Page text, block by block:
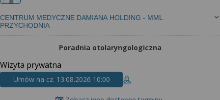
CENTRUM MEDYCZNE DAMIANA HOLDING - MML
PRZYCHODNIA
Poradnia otolaryngologiczna
Wizyta prywatna
Umów na cz. 13.08.2026 10:00